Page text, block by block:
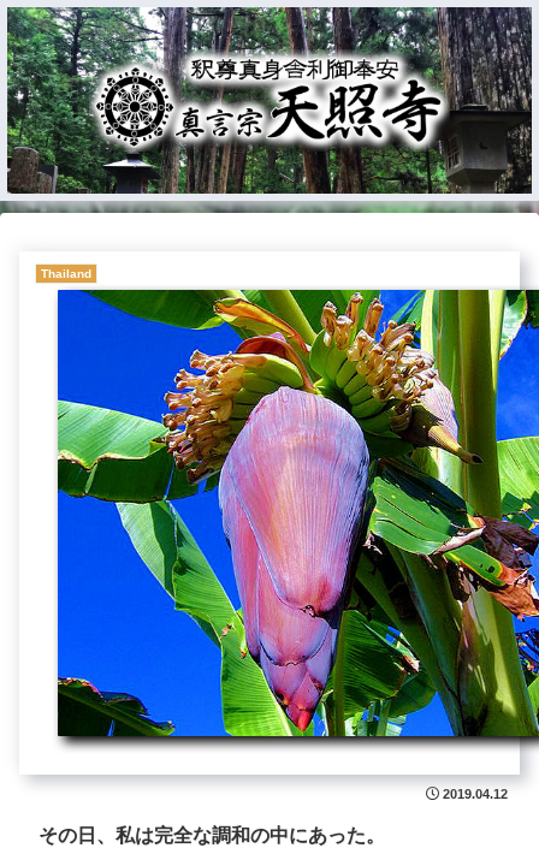
Thailand
2019.04.12
その日、私は完全な調和の中にあった。